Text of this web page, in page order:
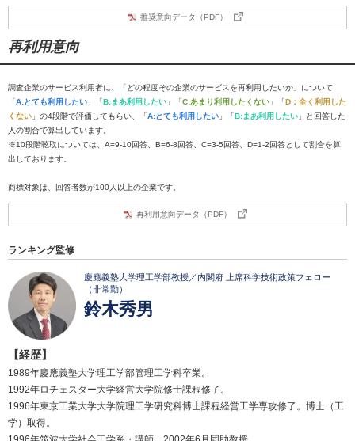
推奨意向データ（PDF）
再利用意向
調査企業のサービス利用者に、「どの程度その企業のサービスを再利用したいか」について
「A:とても利用したい 」「B:まあ利用したい 」「C:あまり利用したくない 」「D：全く利用した
くない 」の4段階で評価してもらい、「A:とても利用したい 」「B:まあ利用したい 」と回答した
人の割合で算出しています。
※10段階聴取については、A=9-10回答、B=6-8回答、C=3-5回答、D=1-2回答として割合を算
出しております。
商標対象は、回答者数が100人以上の企業です。
再利用意向データ（PDF）
ランキング監修
慶應義塾大学理工学部教授／内閣府 上席科学技術政策フェロー
（非常勤）
鈴木秀男
【経歴】
1989年慶應義塾大学理工学部管理工学科卒業。
1992年ロチェスター大学経営大学院修士課程修了。
1996年東京工業大学大学院理工学研究科博士課程経営工学専攻修了。博士（工
学）取得。